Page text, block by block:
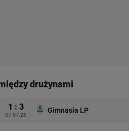
drużynami
1 : 3
07.07.26
Gimnasia LP